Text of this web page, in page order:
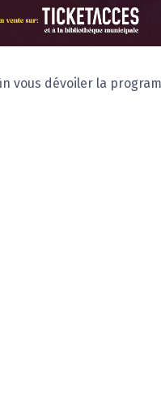
vous dévoiler la